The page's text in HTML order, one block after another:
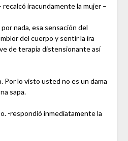
recalcó iracundamente la mujer –
nada, esa sensación del
del cuerpo y sentir la ira
de terapia distensionante así
Por lo visto usted no es un dama
sapa.
-respondió inmediatamente la